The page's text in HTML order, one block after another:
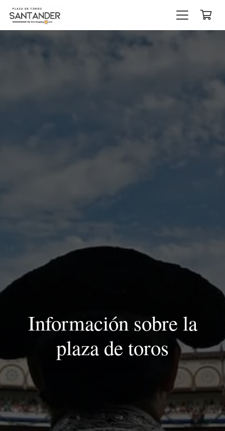
Información sobre la
plaza de toros